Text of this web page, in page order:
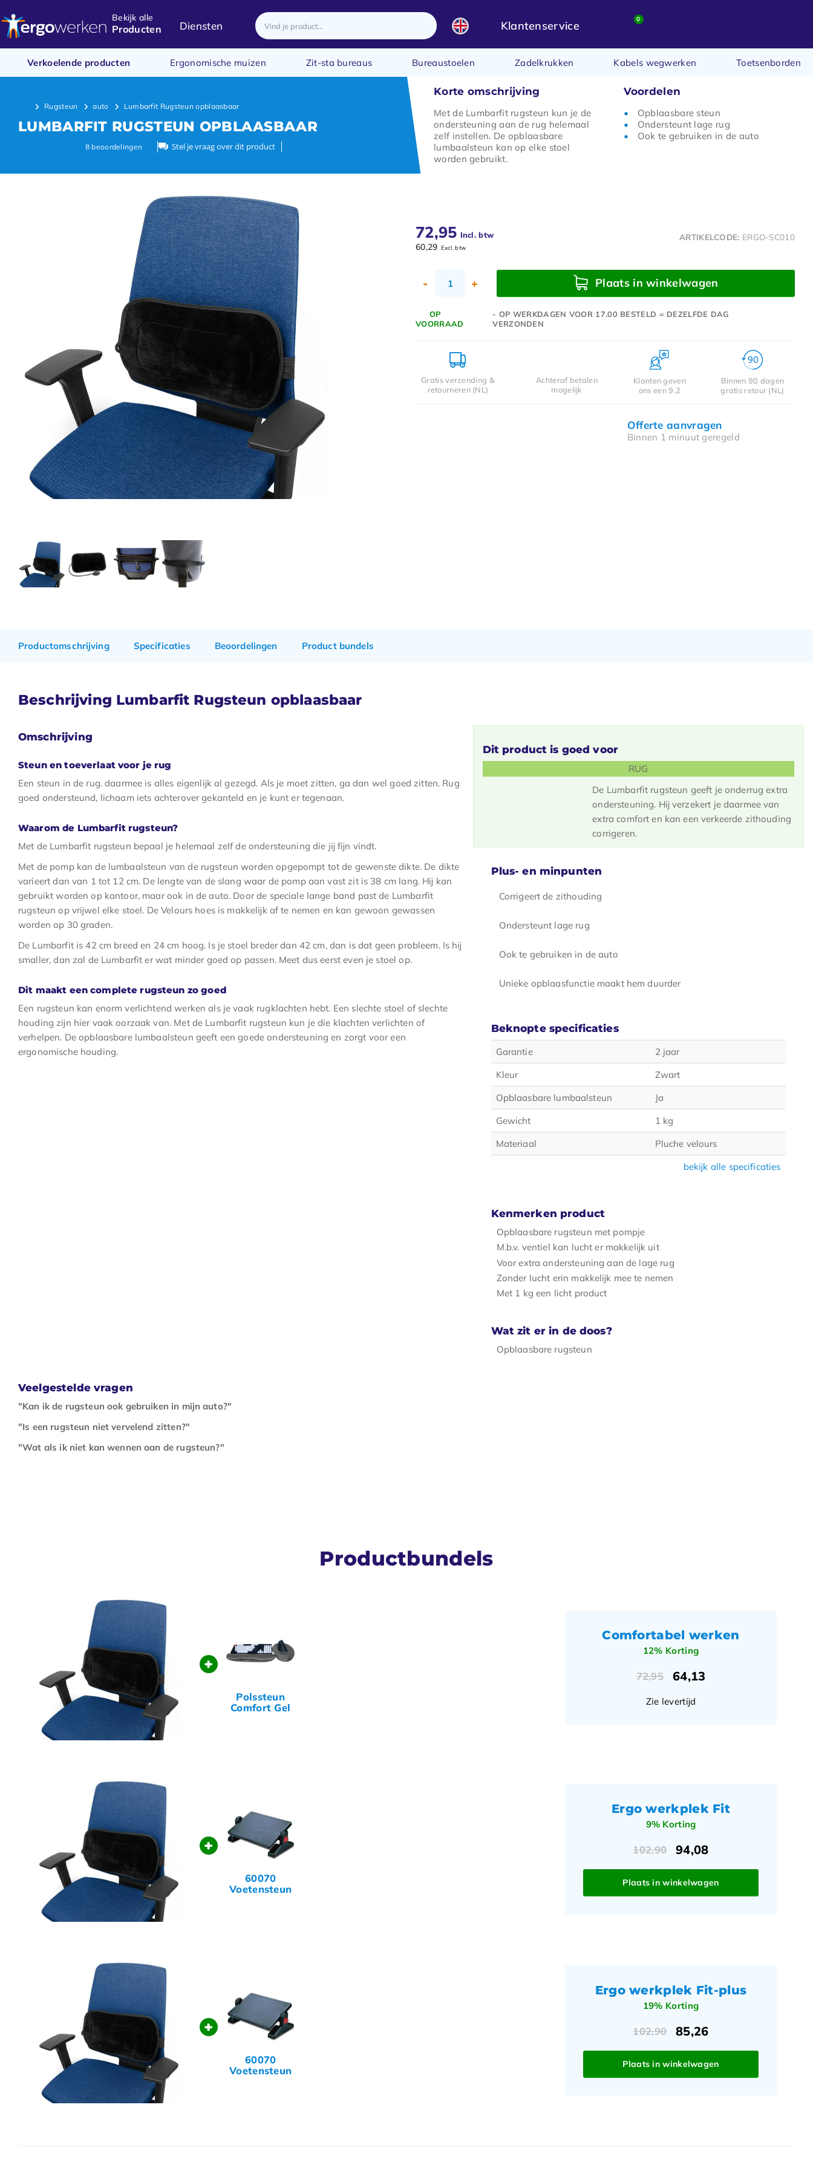
Bekijk alle
Producten Diensten Klantenservice 0
Verkoelende producten Ergonomische muizen Zit-sta bureaus Bureaustoelen Zadelkrukken Kabels wegwerken Toetsenborden
Rugsteun auto Lumbarfit Rugsteun opblaasbaar
LUMBARFIT RUGSTEUN OPBLAASBAAR
8 beoordelingen Stel je vraag over dit product
Korte omschrijving
Met de Lumbarfit rugsteun kun je de
ondersteuning aan de rug helemaal
zelf instellen. De opblaasbare
lumbaalsteun kan op elke stoel
worden gebruikt.
Voordelen
Opblaasbare steun
Ondersteunt lage rug
Ook te gebruiken in de auto
72,95 Incl. btw
60,29 Excl. btw
ARTIKELCODE: ERGO-SC010
- + Plaats in winkelwagen
OP
VOORRAAD
- OP WERKDAGEN VOOR 17.00 BESTELD = DEZELFDE DAG
VERZONDEN
Gratis verzending &
retourneren (NL)
Achteraf betalen
mogelijk
Klanten geven
ons een 9.2
Binnen 90 dagen
gratis retour (NL)
Offerte aanvragen
Binnen 1 minuut geregeld
Productomschrijving Specificaties Beoordelingen Product bundels
Beschrijving Lumbarfit Rugsteun opblaasbaar
Omschrijving
Steun en toeverlaat voor je rug
Een steun in de rug. daarmee is alles eigenlijk al gezegd. Als je moet zitten, ga dan wel goed zitten. Rug
goed ondersteund, lichaam iets achterover gekanteld en je kunt er tegenaan.
Waarom de Lumbarfit rugsteun?
Met de Lumbarfit rugsteun bepaal je helemaal zelf de ondersteuning die jij fijn vindt.
Met de pomp kan de lumbaalsteun van de rugsteun worden opgepompt tot de gewenste dikte. De dikte
varieert dan van 1 tot 12 cm. De lengte van de slang waar de pomp aan vast zit is 38 cm lang. Hij kan
gebruikt worden op kantoor, maar ook in de auto. Door de speciale lange band past de Lumbarfit
rugsteun op vrijwel elke stoel. De Velours hoes is makkelijk af te nemen en kan gewoon gewassen
worden op 30 graden.
De Lumbarfit is 42 cm breed en 24 cm hoog. Is je stoel breder dan 42 cm, dan is dat geen probleem. Is hij
smaller, dan zal de Lumbarfit er wat minder goed op passen. Meet dus eerst even je stoel op.
Dit maakt een complete rugsteun zo goed
Een rugsteun kan enorm verlichtend werken als je vaak rugklachten hebt. Een slechte stoel of slechte
houding zijn hier vaak oorzaak van. Met de Lumbarfit rugsteun kun je die klachten verlichten of
verhelpen. De opblaasbare lumbaalsteun geeft een goede ondersteuning en zorgt voor een
ergonomische houding.
Dit product is goed voor
RUG
De Lumbarfit rugsteun geeft je onderrug extra
ondersteuning. Hij verzekert je daarmee van
extra comfort en kan een verkeerde zithouding
corrigeren.
Plus- en minpunten
Corrigeert de zithouding
Ondersteunt lage rug
Ook te gebruiken in de auto
Unieke opblaasfunctie maakt hem duurder
Beknopte specificaties
Garantie
2 jaar
Kleur
Zwart
Opblaasbare lumbaalsteun
Ja
Gewicht
1 kg
Materiaal
Pluche velours
bekijk alle specificaties
Kenmerken product
Opblaasbare rugsteun met pompje
M.b.v. ventiel kan lucht er makkelijk uit
Voor extra ondersteuning aan de lage rug
Zonder lucht erin makkelijk mee te nemen
Met 1 kg een licht product
Wat zit er in de doos?
Opblaasbare rugsteun
Veelgestelde vragen
"Kan ik de rugsteun ook gebruiken in mijn auto?"
"Is een rugsteun niet vervelend zitten?"
"Wat als ik niet kan wennen aan de rugsteun?"
Productbundels
+
Polssteun
Comfort Gel
Comfortabel werken
12% Korting
72,95 64,13
Zie levertijd
+
60070
Voetensteun
Ergo werkplek Fit
9% Korting
102,90 94,08
Plaats in winkelwagen
+
60070
Voetensteun
Ergo werkplek Fit-plus
19% Korting
102,90 85,26
Plaats in winkelwagen